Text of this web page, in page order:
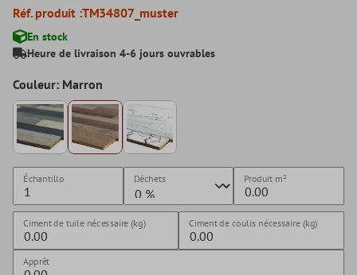
Réf. produit :TM34807_muster
En stock
Heure de livraison 4-6 jours ouvrables
Couleur: Marron
Échantillo Déchets Produit m²
Ciment de tuile nécessaire (kg) Ciment de coulis nécessaire (kg)
Apprêt